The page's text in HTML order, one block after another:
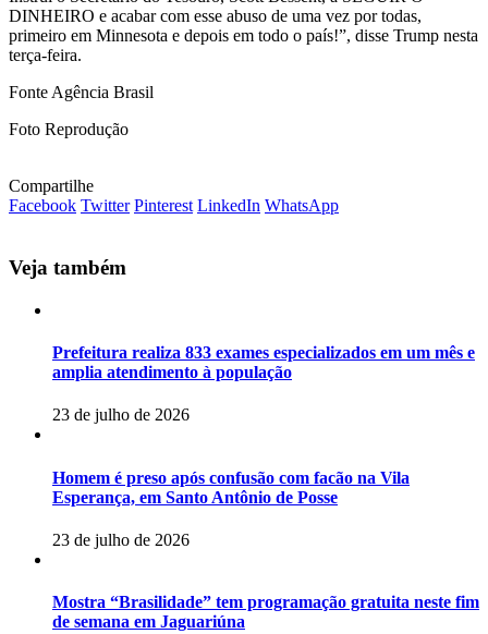
DINHEIRO e acabar com esse abuso de uma vez por todas,
primeiro em Minnesota e depois em todo o país!”, disse Trump nesta
terça-feira.
Fonte Agência Brasil
Foto Reprodução
Compartilhe
Facebook Twitter Pinterest LinkedIn WhatsApp
Veja também
Prefeitura realiza 833 exames especializados em um mês e
amplia atendimento à população
23 de julho de 2026
Homem é preso após confusão com facão na Vila
Esperança, em Santo Antônio de Posse
23 de julho de 2026
Mostra “Brasilidade” tem programação gratuita neste fim
de semana em Jaguariúna